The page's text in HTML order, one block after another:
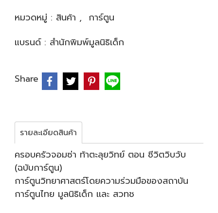
หมวดหมู่ : สินค้า , การ์ตูน
แบรนด์ : สำนักพิมพ์มูลนิธิเด็ก
Share
รายละเอียดสินค้า
ครอบครัวจอมซ่า ท้าตะลุยวิทย์ ตอน ชีวิตวิบวับ
(ฉบับการ์ตูน)
การ์ตูนวิทยาศาสตร์โดยความร่วมมือของสถาบัน
การ์ตูนไทย มูลนิธิเด็ก เเละ สวทช